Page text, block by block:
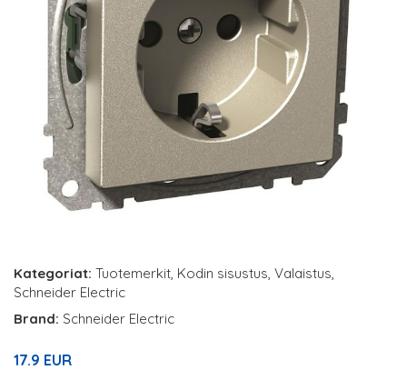
Kategoriat: Tuotemerkit, Kodin sisustus, Valaistus,
Schneider Electric
Brand: Schneider Electric
17.9 EUR